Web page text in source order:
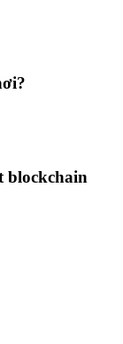
blockchain